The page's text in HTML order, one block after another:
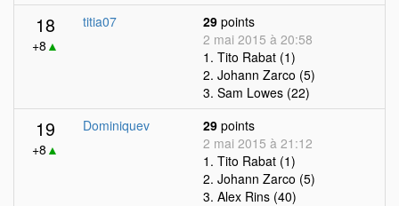
18
+8 ▲
titia07 29 points
2 mai 2015 à 20:58
1. Tito Rabat (1)
2. Johann Zarco (5)
3. Sam Lowes (22)
19
+8 ▲
Dominiquev 29 points
2 mai 2015 à 21:12
1. Tito Rabat (1)
2. Johann Zarco (5)
3. Alex Rins (40)